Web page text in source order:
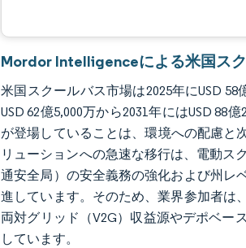
Mordor Intelligenceによる米国ス
米国スクールバス市場は2025年にUSD
USD 62億5,000万から2031年にはUSD
が登場していることは、環境への配慮と
リューションへの急速な移行は、電動ス
通安全局）の安全義務の強化および州レ
進しています。そのため、業界参加者は
両対グリッド（V2G）収益源やデポベー
しています。